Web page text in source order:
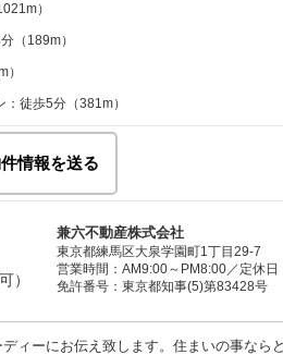
）
（189m）
徒歩5分（381m）
情報を送る
）
兼六不動産株式会社
東京都練馬区大泉学園町1丁目29-7
営業時間：AM9:00～PM8:00／定休日
免許番号：東京都知事(5)第83428号
ィーにお伝え致します。住まいの事なら